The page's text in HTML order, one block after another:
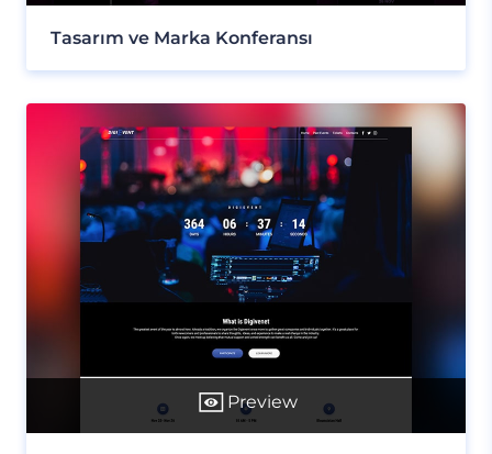
Tasarım ve Marka Konferansı
Preview